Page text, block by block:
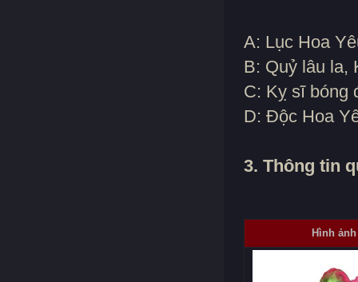
A: Lục Hoa
B: Quỷ lâu la,
C: Kỵ sĩ bóng
D: Độc Hoa
3. Thông tin
Hình ảnh